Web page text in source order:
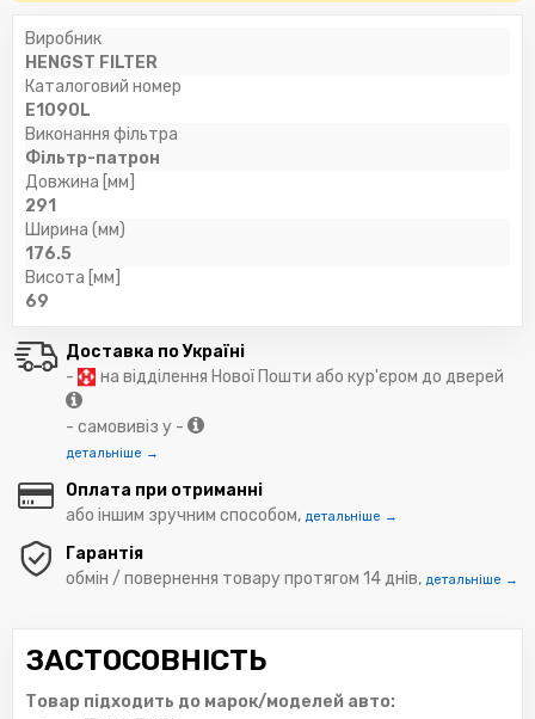
Виробник
HENGST FILTER
Каталоговий номер
E1090L
Виконання фільтра
Фільтр-патрон
Довжина [мм]
291
Ширина (мм)
176.5
Висота [мм]
69
Доставка по Україні
-
на відділення Нової Пошти або кур'єром до дверей
- самовивіз у -
детальніше →
Оплата при отриманні
або іншим зручним способом, детальніше →
Гарантія
обмін / повернення товару протягом 14 днів, детальніше →
ЗАСТОСОВНІСТЬ
Товар підходить до марок/моделей авто: